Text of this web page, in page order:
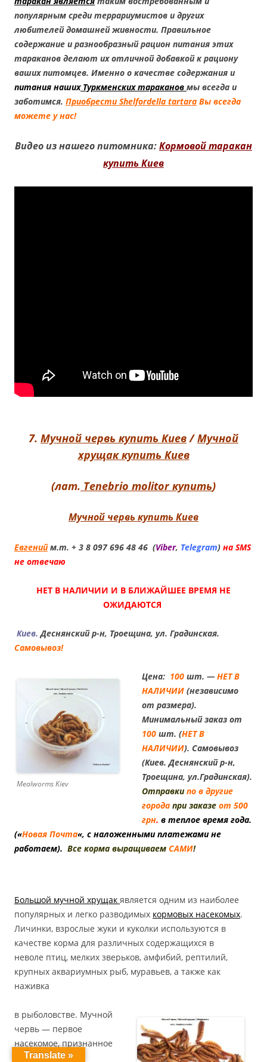
популярным среди террариумистов и других
любителей домашней живности. Правильное
содержание и разнообразный рацион питания этих
тараканов делают их отличной добавкой к рациону
ваших питомцев. Именно о качестве содержания и
питания нашихТуркменских тараканов мы всегда и
заботимся. Приобрести Shelfordella tartara Вы всегда
можете у нас!
Видео из нашего питомника:Кормовой таракан
купить Киев
7. Мучной червь купить Киев/Мучной
хрущак купить Киев
(лат. Tenebrio molitor купить)
Мучной червь купить Киев
Евгенийм.т. + 3 8 097 696 48 46 (Viber, Telegram) на SMS
не отвечаю
НЕТ В НАЛИЧИИ И В БЛИЖАЙШЕЕ ВРЕМЯ НЕ
ОЖИДАЮТСЯ
Киев. Деснянский р-н, Троещина, ул. Градинская.
Самовывоз!
Mealworms Kiev
Цена: 100 шт. — НЕТ В
НАЛИЧИИ (независимо
от размера).
Минимальный заказ от
100 шт. (НЕТ В
НАЛИЧИИ). Самовывоз
(Киев. Деснянский р-н,
Троещина, ул.Градинская).
Отправкипо в другие
города при заказе от 500
грн. в теплое время года.
(«Новая Почта«, с наложенными платежами не
работаем). Все корма выращиваем САМИ!
Большой мучной хрущак является одним из наиболее
популярных и легко разводимых кормовых насекомых.
Личинки, взрослые жуки и куколки используются в
качестве корма для различных содержащихся в
неволе птиц, мелких зверьков, амфибий, рептилий,
крупных аквариумных рыб, муравьев, а также как
наживка
в рыболовстве. Мучной
червь — первое
насекомое, признанное
безопасным для
Translate »